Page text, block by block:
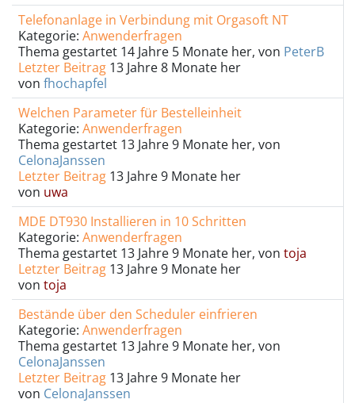
Telefonanlage in Verbindung mit Orgasoft NT
Kategorie: Anwenderfragen
Thema gestartet 14 Jahre 5 Monate her, von PeterB
Letzter Beitrag 13 Jahre 8 Monate her
von fhochapfel
Welchen Parameter für Bestelleinheit
Kategorie: Anwenderfragen
Thema gestartet 13 Jahre 9 Monate her, von
CelonaJanssen
Letzter Beitrag 13 Jahre 9 Monate her
von uwa
MDE DT930 Installieren in 10 Schritten
Kategorie: Anwenderfragen
Thema gestartet 13 Jahre 9 Monate her, von toja
Letzter Beitrag 13 Jahre 9 Monate her
von toja
Bestände über den Scheduler einfrieren
Kategorie: Anwenderfragen
Thema gestartet 13 Jahre 9 Monate her, von
CelonaJanssen
Letzter Beitrag 13 Jahre 9 Monate her
von CelonaJanssen